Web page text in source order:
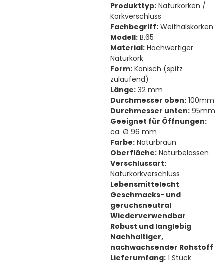
Produkttyp:Naturkorken /
Korkverschluss
Fachbegriff:Weithalskorken
Modell:B.65
Material:Hochwertiger
Naturkork
Form:Konisch (spitz
zulaufend)
Länge:32 mm
Durchmesser oben:100mm
Durchmesser unten:95mm
Geeignet für Öffnungen:
ca. Ø 96 mm
Farbe:Naturbraun
Oberfläche:Naturbelassen
Verschlussart:
Naturkorkverschluss
Lebensmittelecht
Geschmacks- und
geruchsneutral
Wiederverwendbar
Robust und langlebig
Nachhaltiger,
nachwachsender Rohstoff
Lieferumfang:1 Stück